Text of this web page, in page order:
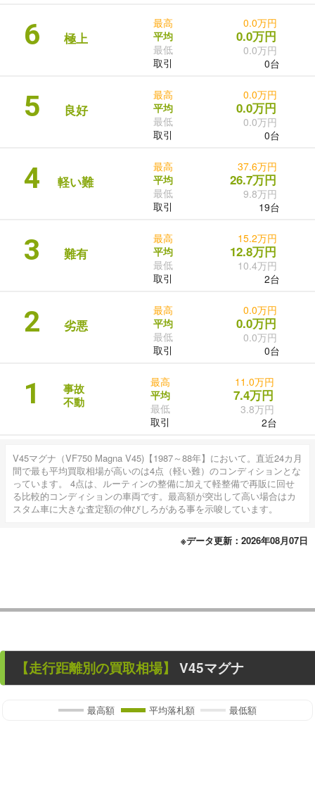
6 極上
最高
平均
最低
取引
0.0万円
0.0万円
0.0万円
0台
5 良好
最高
平均
最低
取引
0.0万円
0.0万円
0.0万円
0台
4 軽い難
最高
平均
最低
取引
37.6万円
26.7万円
9.8万円
19台
3 難有
最高
平均
最低
取引
15.2万円
12.8万円
10.4万円
2台
2 劣悪
最高
平均
最低
取引
0.0万円
0.0万円
0.0万円
0台
1
事故
不動
最高
平均
最低
取引
11.0万円
7.4万円
3.8万円
2台
V45マグナ（VF750 Magna V45)【1987～88年】において。直近24カ月
間で最も平均買取相場が高いのは4点（軽い難）のコンディションとな
っています。 4点は、ルーティンの整備に加えて軽整備で再販に回せ
る比較的コンディションの車両です。最高額が突出して高い場合はカ
スタム車に大きな査定額の伸びしろがある事を示唆しています。
※データ更新：2026年08月07日
【走行距離別の買取相場】 V45マグナ
最高額 平均落札額 最低額